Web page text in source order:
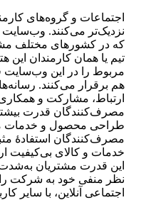
اجتماعات و گروه‌های
که در کشورهای مختلف
تیم یا همان کارمندان
مربوط را در این وب‌سایت
هم برقرار می‌کنند.
ارتباط، مشارکت و
مصرف‌کنندگان قدرت
طراحی محصول و خدمات
مصرف‌کنندگان استفادۀ
خدمات و کالای بی‌کیفیت
این قدرت مشتریان
نظر منفی خود به شرکت
اجتماعی آنلاین، با سایر